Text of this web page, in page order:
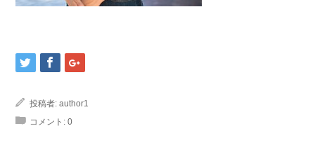
投稿者: author1
コメント: 0